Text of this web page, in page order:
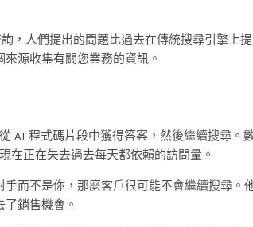
，人們提出的問題比過去在傳統搜尋引擎上
源收集有關您業務的資訊。
AI 程式碼片段中獲得答案，然後繼續搜尋。
正在失去過去每天都依賴的訪問量。
而不是你，那麼客戶很可能不會繼續搜尋。
銷售機會。